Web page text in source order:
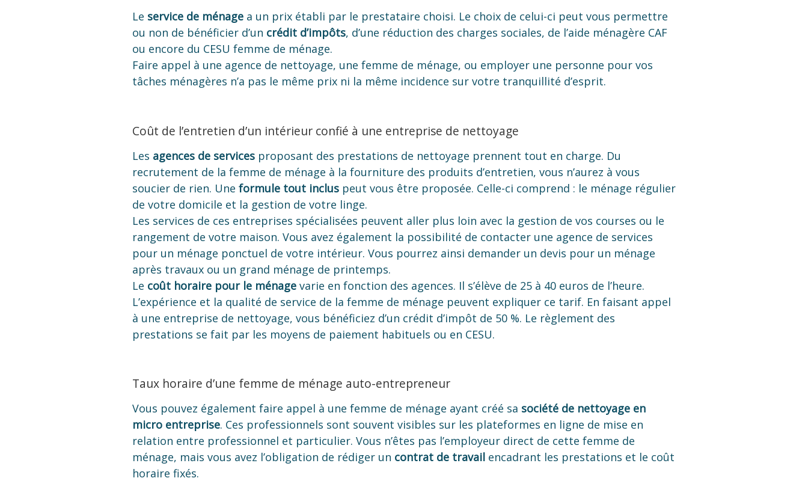
Le service de ménage a un prix établi par le prestataire choisi. Le choix de celui-ci peut vous permettre
ou non de bénéficier d’un crédit d’impôts, d’une réduction des charges sociales, de l’aide ménagère CAF
ou encore du CESU femme de ménage.
Faire appel à une agence de nettoyage, une femme de ménage, ou employer une personne pour vos
tâches ménagères n’a pas le même prix ni la même incidence sur votre tranquillité d’esprit.
Coût de l’entretien d’un intérieur confié à une entreprise de nettoyage
Les agences de services proposant des prestations de nettoyage prennent tout en charge. Du
recrutement de la femme de ménage à la fourniture des produits d’entretien, vous n’aurez à vous
soucier de rien. Une formule tout inclus peut vous être proposée. Celle-ci comprend : le ménage régulier
de votre domicile et la gestion de votre linge.
Les services de ces entreprises spécialisées peuvent aller plus loin avec la gestion de vos courses ou le
rangement de votre maison. Vous avez également la possibilité de contacter une agence de services
pour un ménage ponctuel de votre intérieur. Vous pourrez ainsi demander un devis pour un ménage
après travaux ou un grand ménage de printemps.
Le coût horaire pour le ménage varie en fonction des agences. Il s’élève de 25 à 40 euros de l’heure.
L’expérience et la qualité de service de la femme de ménage peuvent expliquer ce tarif. En faisant appel
à une entreprise de nettoyage, vous bénéficiez d’un crédit d’impôt de 50 %. Le règlement des
prestations se fait par les moyens de paiement habituels ou en CESU.
Taux horaire d’une femme de ménage auto-entrepreneur
Vous pouvez également faire appel à une femme de ménage ayant créé sa société de nettoyage en
micro entreprise. Ces professionnels sont souvent visibles sur les plateformes en ligne de mise en
relation entre professionnel et particulier. Vous n’êtes pas l’employeur direct de cette femme de
ménage, mais vous avez l’obligation de rédiger un contrat de travail encadrant les prestations et le coût
horaire fixés.